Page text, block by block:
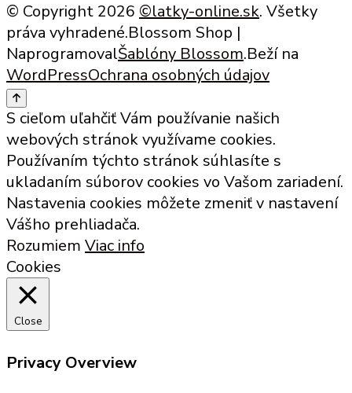
© Copyright 2026 ©latky-online.sk. Všetky
práva vyhradené.Blossom Shop |
NaprogramovalŠablóny Blossom.Beží na
WordPressOchrana osobných údajov
S cieľom uľahčiť Vám používanie našich
webových stránok využívame cookies.
Používaním týchto stránok súhlasíte s
ukladaním súborov cookies vo Vašom zariadení.
Nastavenia cookies môžete zmeniť v nastavení
Vášho prehliadača.
Rozumiem Viac info
Cookies
Close
Privacy Overview